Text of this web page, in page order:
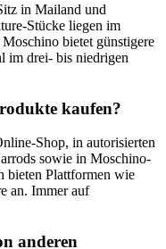
in Mailand und
Stücke liegen im
bietet günstigere
im drei- bis niedrigen
kaufen?
Shop, in autorisierten
sowie in Moschino-
bieten Plattformen wie
an. Immer auf
anderen